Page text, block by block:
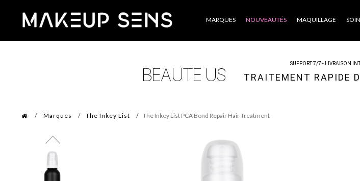
Catégories MARQUES NOUVEAUTÉS MAQUILLAGE
SUPPORT 7/7 - LIVRAISON
TRAITEMENT RAPIDE
Marques The Inkey List The Inkey List PCA Bond Repair Hair Treatment